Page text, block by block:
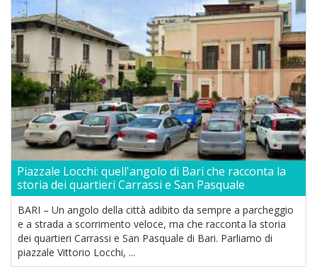
Piazzale Locchi: quell'angolo di Bari che racconta la
storia dei quartieri Carrassi e San Pasquale
BARI – Un angolo della città adibito da sempre a parcheggio
e a strada a scorrimento veloce, ma che racconta la storia
dei quartieri Carrassi e San Pasquale di Bari. Parliamo di
piazzale Vittorio Locchi, ...